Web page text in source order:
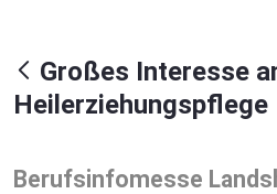
Großes Interesse
Heilerziehungspflege
Berufsinfomesse